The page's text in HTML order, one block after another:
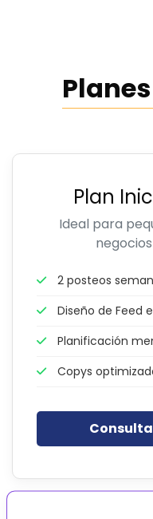
Plan
Ideal para
negocios
2 posteos
Diseño de Feed
Planificación
Copys